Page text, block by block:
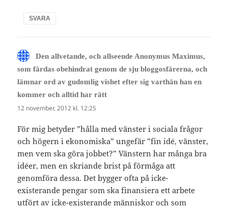
SVARA
Den allvetande, och allseende Anonymus Maximus,
som färdas obehindrat genom de sju bloggosfärerna, och
lämnar ord av gudomlig vishet efter sig varthän han en
kommer och alltid har rätt
12 november, 2012 kl. 12:25
För mig betyder ”hålla med vänster i sociala frågor
och högern i ekonomiska” ungefär ”fin idé, vänster,
men vem ska göra jobbet?” Vänstern har många bra
idéer, men en skriande brist på förmåga att
genomföra dessa. Det bygger ofta på icke-
existerande pengar som ska finansiera ett arbete
utfört av icke-existerande människor och som